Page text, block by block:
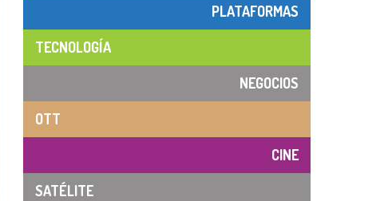
PLATAFORMAS
TECNOLOGÍA
NEGOCIOS
OTT
CINE
SATÉLITE